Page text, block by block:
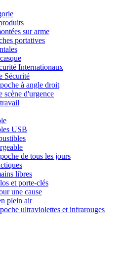
sur arme
portatives
Internationaux
Sécurité
à angle droit
scène d'urgence
USB
de tous les jours
libres
et porte-clés
une cause
plein air
ultraviolettes et infrarouges